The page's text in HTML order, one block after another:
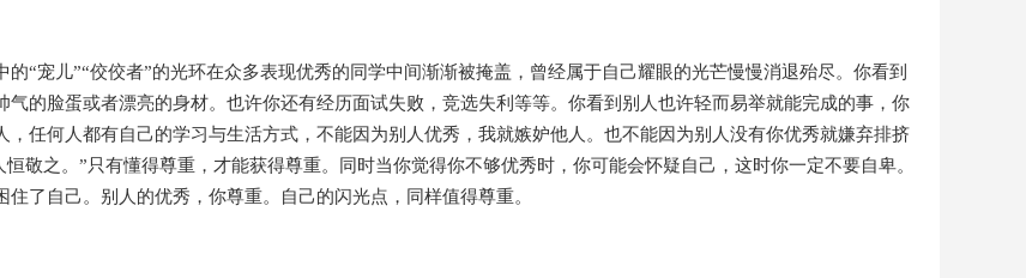
“宠儿”“佼佼者”的光环在众多表现优秀的同学中间渐渐被掩盖，曾经属于自己耀眼的光芒慢慢消退殆尽。你看到
的脸蛋或者漂亮的身材。也许你还有经历面试失败，竞选失利等等。你看到别人也许轻而易举就能完成的事，你
任何人都有自己的学习与生活方式，不能因为别人优秀，我就嫉妒他人。也不能因为别人没有你优秀就嫌弃排挤
敬之。”只有懂得尊重，才能获得尊重。同时当你觉得你不够优秀时，你可能会怀疑自己，这时你一定不要自卑。
了自己。别人的优秀，你尊重。自己的闪光点，同样值得尊重。